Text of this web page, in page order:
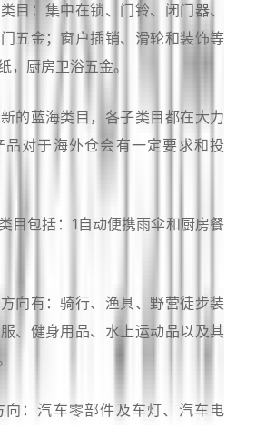
目：集中在锁、门铃、闭门器、
五金；窗户插销、滑轮和装饰等
，厨房卫浴五金。
的蓝海类目，各子类目都在大力
对于海外仓会有一定要求和投
目包括：1自动便携雨伞和厨房餐
向有：骑行、渔具、野营徒步装
、健身用品、水上运动品以及其
向：汽车零部件及车灯、汽车电